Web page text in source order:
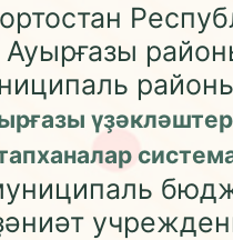
Ауырғазы